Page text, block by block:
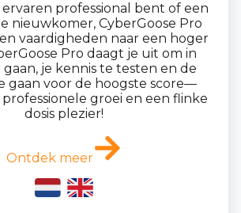
professional bent of een
nieuwkomer, CyberGoose Pro
vaardigheden naar een hoger
Pro daagt je uit om in
je kennis te testen en de
gaan voor de hoogste score—
groei en een flinke
dosis plezier!
Ontdek meer